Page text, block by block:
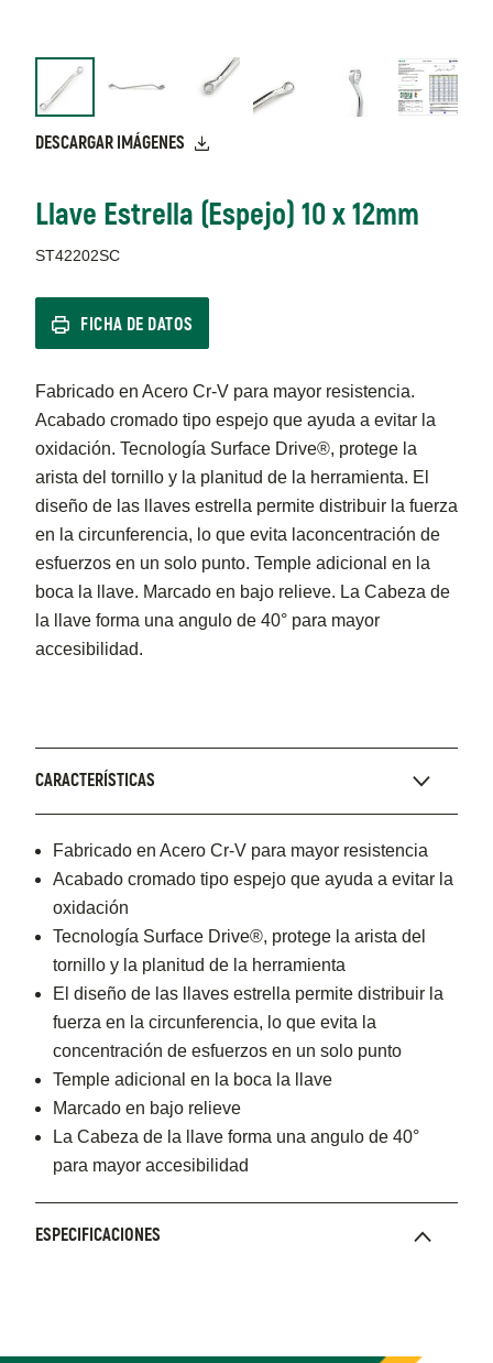
DESCARGAR IMÁGENES
Llave Estrella (Espejo) 10 x 12mm
ST42202SC
FICHA DE DATOS
Fabricado en Acero Cr-V para mayor resistencia.
Acabado cromado tipo espejo que ayuda a evitar la
oxidación. Tecnología Surface Drive®, protege la
arista del tornillo y la planitud de la herramienta. El
diseño de las llaves estrella permite distribuir la fuerza
en la circunferencia, lo que evita laconcentración de
esfuerzos en un solo punto. Temple adicional en la
boca la llave. Marcado en bajo relieve. La Cabeza de
la llave forma una angulo de 40° para mayor
accesibilidad.
CARACTERÍSTICAS
Fabricado en Acero Cr-V para mayor resistencia
Acabado cromado tipo espejo que ayuda a evitar la
oxidación
Tecnología Surface Drive®, protege la arista del
tornillo y la planitud de la herramienta
El diseño de las llaves estrella permite distribuir la
fuerza en la circunferencia, lo que evita la
concentración de esfuerzos en un solo punto
Temple adicional en la boca la llave
Marcado en bajo relieve
La Cabeza de la llave forma una angulo de 40°
para mayor accesibilidad
ESPECIFICACIONES